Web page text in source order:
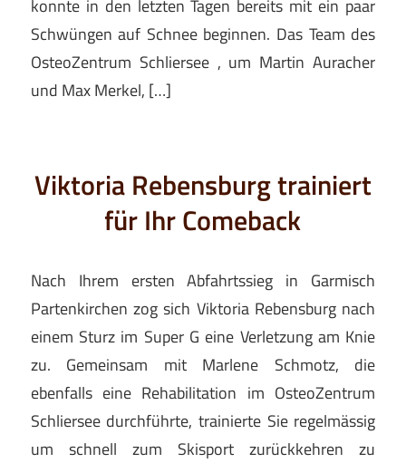
konnte in den letzten Tagen bereits mit ein paar
Schwüngen auf Schnee beginnen. Das Team des
OsteoZentrum Schliersee , um Martin Auracher
und Max Merkel, […]
Viktoria Rebensburg trainiert
für Ihr Comeback
Nach Ihrem ersten Abfahrtssieg in Garmisch
Partenkirchen zog sich Viktoria Rebensburg nach
einem Sturz im Super G eine Verletzung am Knie
zu. Gemeinsam mit Marlene Schmotz, die
ebenfalls eine Rehabilitation im OsteoZentrum
Schliersee durchführte, trainierte Sie regelmässig
um schnell zum Skisport zurückkehren zu